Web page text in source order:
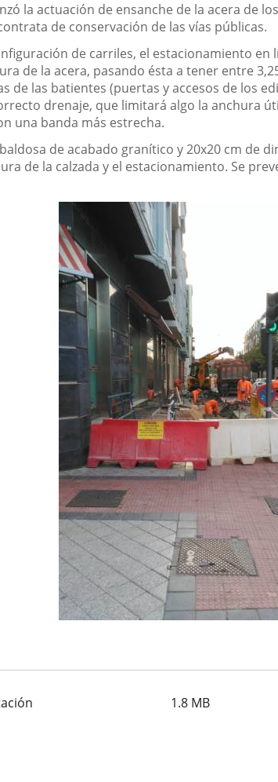
la actuación de ensanche de la acera de
de conservación de las vías públicas.
de carriles, el estacionamiento en
de la acera, pasando ésta a tener entre
de las batientes (puertas y accesos de los
drenaje, que limitará algo la anchura
una banda más estrecha.
de acabado granítico y 20x20 cm de
de la calzada y el estacionamiento. Se
1.8 MB